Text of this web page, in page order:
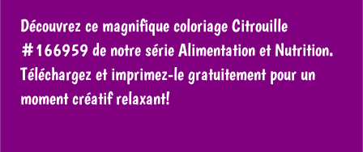
Découvrez ce magnifique coloriage Citrouille
#166959 de notre série Alimentation et Nutrition.
Téléchargez et imprimez-le gratuitement pour un
moment créatif relaxant!